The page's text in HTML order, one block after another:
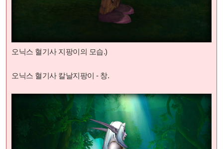
오닉스 혈기사 지팡이의 모습.)
오닉스 혈기사 칼날지팡이 - 창.